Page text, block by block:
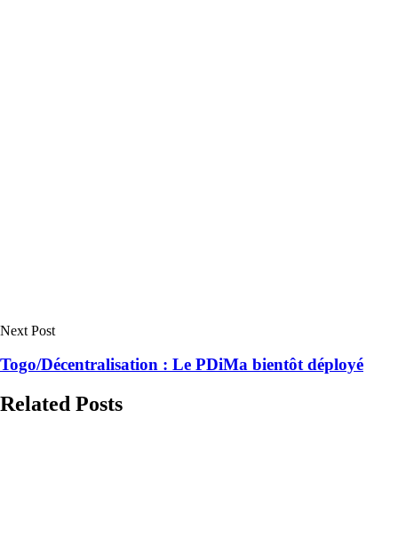
Next Post
Togo/Décentralisation : Le PDiMa bientôt déployé
Related Posts